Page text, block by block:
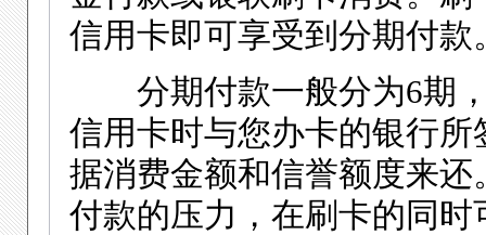
信用卡即可享受到分期付款
分期付款一般分为6期，
信用卡时与您办卡的银行
据消费金额和信誉额度来
付款的压力，在刷卡的同